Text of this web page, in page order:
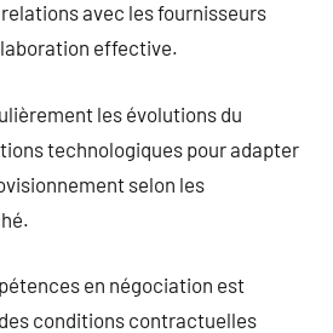
avec les fournisseurs
effective.
les évolutions du
technologiques pour adapter
selon les
en négociation est
conditions contractuelles